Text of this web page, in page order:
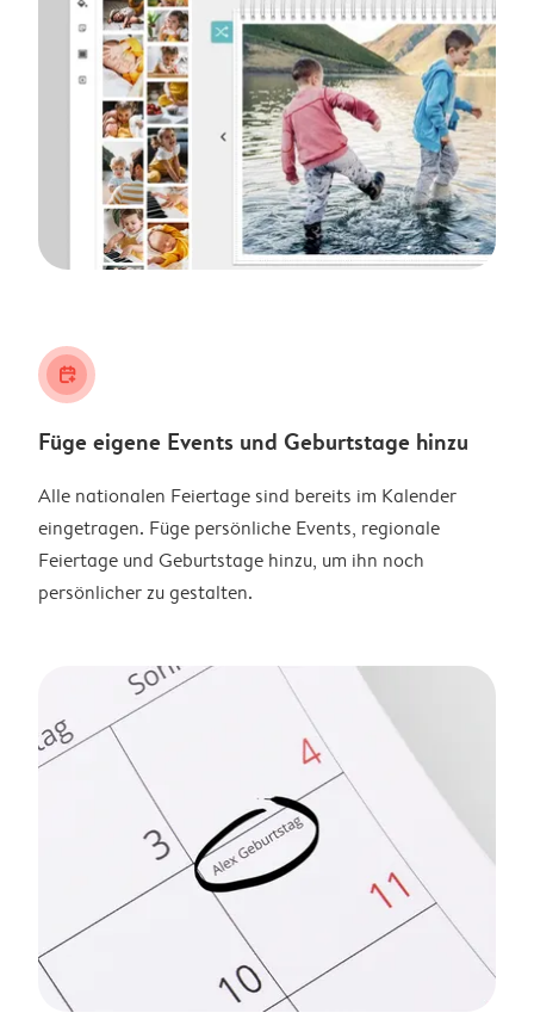
calendar_plus
Füge eigene Events und Geburtstage hinzu
Alle nationalen Feiertage sind bereits im Kalender
eingetragen. Füge persönliche Events, regionale
Feiertage und Geburtstage hinzu, um ihn noch
persönlicher zu gestalten.